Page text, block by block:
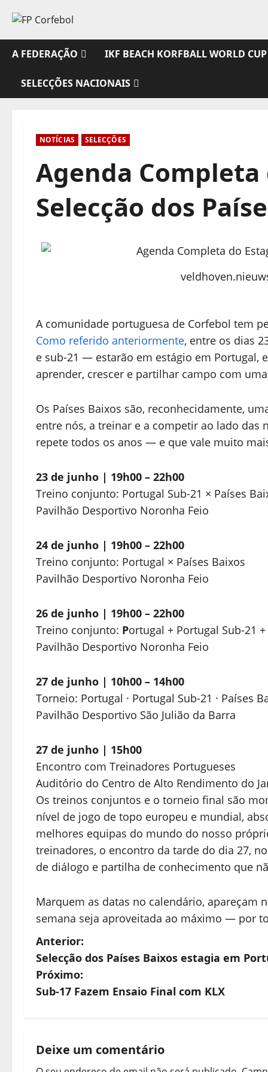
para
o
conteúdo
A FEDERAÇÃO IKF BEACH KORFBALL WORLD
SELECÇÕES NACIONAIS
NOTÍCIAS SELECÇÕES
Agenda Completa
Selecção dos
A comunidade portuguesa de Corfebol tem
Como referido anteriormente, entre os dias
e sub-21 — estarão em estágio em Portugal,
aprender, crescer e partilhar campo com
Os Países Baixos são, reconhecidamente,
entre nós, a treinar e a competir ao lado das
repete todos os anos — e que vale muito
23 de junho | 19h00 – 22h00
Treino conjunto: Portugal Sub-21 × Países
Pavilhão Desportivo Noronha Feio
24 de junho | 19h00 – 22h00
Treino conjunto: Portugal × Países Baixos
Pavilhão Desportivo Noronha Feio
26 de junho | 19h00 – 22h00
Treino conjunto: Portugal + Portugal Sub-21
Pavilhão Desportivo Noronha Feio
27 de junho | 10h00 – 14h00
Torneio: Portugal · Portugal Sub-21 · Países
Pavilhão Desportivo São Julião da Barra
27 de junho | 15h00
Encontro com Treinadores Portugueses
Auditório do Centro de Alto Rendimento do
Os treinos conjuntos e o torneio final são
nível de jogo de topo europeu e mundial,
melhores equipas do mundo do nosso
treinadores, o encontro da tarde do dia 27,
de diálogo e partilha de conhecimento que
Marquem as datas no calendário, apareçam
semana seja aproveitada ao máximo — por
N
a
v
g
Anterior:
Selecção dos Países Baixos estagia em
Próximo:
Sub-17 Fazem Ensaio Final com KLX
Deixe um comentário